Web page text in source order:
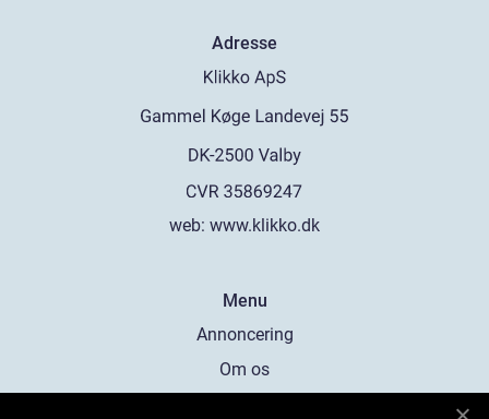
Adresse
web: www.klikko.dk
Menu
Annoncering
Om os